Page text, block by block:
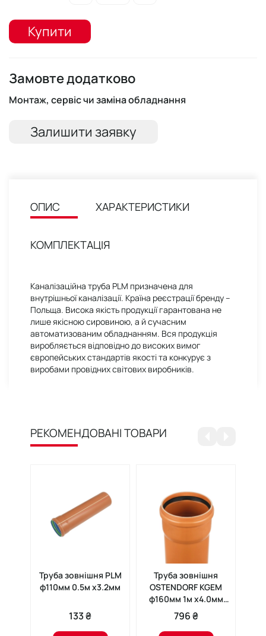
Купити
Замовте додатково
Монтаж, сервіс чи заміна обладнання
Залишити заявку
ОПИС ХАРАКТЕРИСТИКИ
КОМПЛЕКТАЦІЯ
Каналізаційна труба PLM призначена для
внутрішньої каналізації. Країна реєстрації бренду –
Польща. Висока якість продукції гарантована не
лише якісною сировиною, а й сучасним
автоматизованим обладнанням. Вся продукція
виробляється відповідно до високих вимог
європейських стандартів якості та конкурує з
виробами провідних світових виробників.
РЕКОМЕНДОВАНІ ТОВАРИ
Труба зовнішня PLM
ф110мм 0.5м x3.2мм
133 ₴
Труба зовнішня
OSTENDORF KGEM
ф160мм 1м х4.0мм
222010
796 ₴